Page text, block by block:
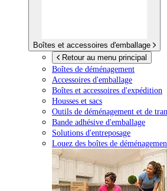
Boîtes et accessoires d'emballage
Retour au menu principal
Boîtes de déménagement
Accessoires d'emballage
Boîtes et accessoires d'expédition
Housses et sacs
Outils de déménagement et de
Bande adhésive d'emballage
Solutions d'entreposage
Louez des boîtes de